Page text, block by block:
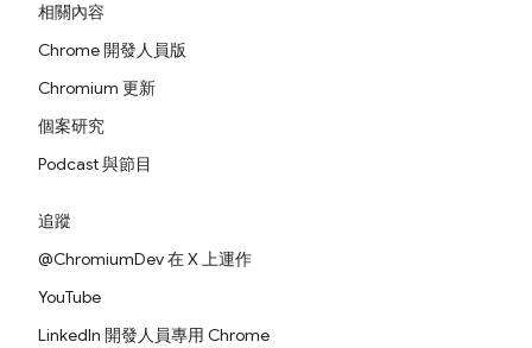
相關內容
Chrome 開發人員版
Chromium 更新
個案研究
Podcast 與節目
追蹤
@ChromiumDev 在 X 上運作
YouTube
LinkedIn 開發人員專用 Chrome